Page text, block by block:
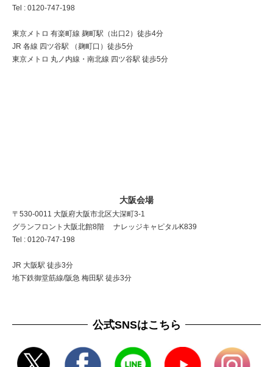
Tel : 0120-747-198
東京メトロ 有楽町線 麹町駅（出口2）徒歩4分
JR 各線 四ツ谷駅 （麹町口）徒歩5分
東京メトロ 丸ノ内線・南北線 四ツ谷駅 徒歩5分
大阪会場
〒530-0011 大阪府大阪市北区大深町3-1
グランフロント大阪北館8階 ナレッジキャピタルK839
Tel : 0120-747-198
JR 大阪駅 徒歩3分
地下鉄御堂筋線/阪急 梅田駅 徒歩3分
公式SNSはこちら